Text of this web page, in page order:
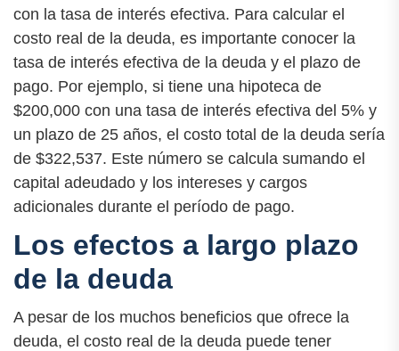
con la tasa de interés efectiva. Para calcular el
costo real de la deuda, es importante conocer la
tasa de interés efectiva de la deuda y el plazo de
pago. Por ejemplo, si tiene una hipoteca de
$200,000 con una tasa de interés efectiva del 5% y
un plazo de 25 años, el costo total de la deuda sería
de $322,537. Este número se calcula sumando el
capital adeudado y los intereses y cargos
adicionales durante el período de pago.
Los efectos a largo plazo
de la deuda
A pesar de los muchos beneficios que ofrece la
deuda, el costo real de la deuda puede tener